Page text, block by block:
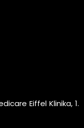
Eiffel Klinika, 1.